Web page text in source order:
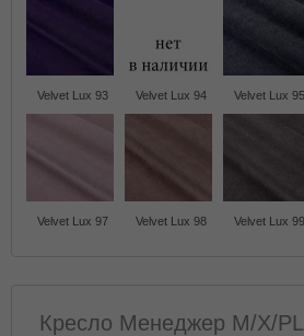
Velvet Lux 93 Velvet Lux 94 Velvet Lux 95
Velvet Lux 97 Velvet Lux 98 Velvet Lux 99
Кресло Менеджер M/X/